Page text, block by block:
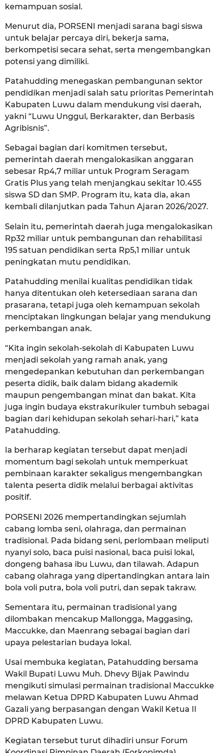
kemampuan sosial.
Menurut dia, PORSENI menjadi sarana bagi siswa
untuk belajar percaya diri, bekerja sama,
berkompetisi secara sehat, serta mengembangkan
potensi yang dimiliki.
Patahudding menegaskan pembangunan sektor
pendidikan menjadi salah satu prioritas Pemerintah
Kabupaten Luwu dalam mendukung visi daerah,
yakni “Luwu Unggul, Berkarakter, dan Berbasis
Agribisnis”.
Sebagai bagian dari komitmen tersebut,
pemerintah daerah mengalokasikan anggaran
sebesar Rp4,7 miliar untuk Program Seragam
Gratis Plus yang telah menjangkau sekitar 10.455
siswa SD dan SMP. Program itu, kata dia, akan
kembali dilanjutkan pada Tahun Ajaran 2026/2027.
Selain itu, pemerintah daerah juga mengalokasikan
Rp32 miliar untuk pembangunan dan rehabilitasi
195 satuan pendidikan serta Rp5,1 miliar untuk
peningkatan mutu pendidikan.
Patahudding menilai kualitas pendidikan tidak
hanya ditentukan oleh ketersediaan sarana dan
prasarana, tetapi juga oleh kemampuan sekolah
menciptakan lingkungan belajar yang mendukung
perkembangan anak.
“Kita ingin sekolah-sekolah di Kabupaten Luwu
menjadi sekolah yang ramah anak, yang
mengedepankan kebutuhan dan perkembangan
peserta didik, baik dalam bidang akademik
maupun pengembangan minat dan bakat. Kita
juga ingin budaya ekstrakurikuler tumbuh sebagai
bagian dari kehidupan sekolah sehari-hari,” kata
Patahudding.
Ia berharap kegiatan tersebut dapat menjadi
momentum bagi sekolah untuk memperkuat
pembinaan karakter sekaligus mengembangkan
talenta peserta didik melalui berbagai aktivitas
positif.
PORSENI 2026 mempertandingkan sejumlah
cabang lomba seni, olahraga, dan permainan
tradisional. Pada bidang seni, perlombaan meliputi
nyanyi solo, baca puisi nasional, baca puisi lokal,
dongeng bahasa ibu Luwu, dan tilawah. Adapun
cabang olahraga yang dipertandingkan antara lain
bola voli putra, bola voli putri, dan sepak takraw.
Sementara itu, permainan tradisional yang
dilombakan mencakup Mallongga, Maggasing,
Maccukke, dan Maenrang sebagai bagian dari
upaya pelestarian budaya lokal.
Usai membuka kegiatan, Patahudding bersama
Wakil Bupati Luwu Muh. Dhevy Bijak Pawindu
mengikuti simulasi permainan tradisional Maccukke
melawan Ketua DPRD Kabupaten Luwu Ahmad
Gazali yang berpasangan dengan Wakil Ketua II
DPRD Kabupaten Luwu.
Kegiatan tersebut turut dihadiri unsur Forum